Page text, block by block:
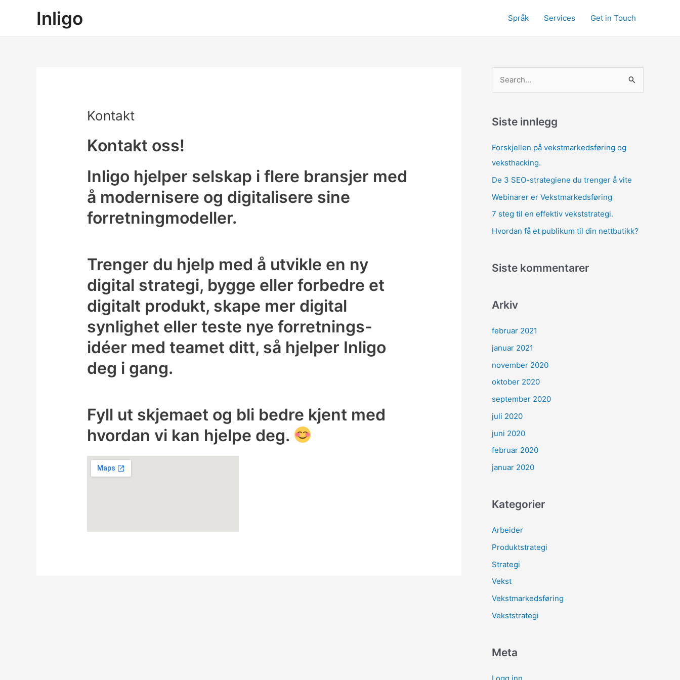
Inligo Språk Services Get in Touch
Kontakt
Kontakt oss!
Inligo hjelper selskap i flere bransjer med
å modernisere og digitalisere sine
forretningmodeller.
Trenger du hjelp med å utvikle en ny
digital strategi, bygge eller forbedre et
digitalt produkt, skape mer digital
synlighet eller teste nye forretnings-
idéer med teamet ditt, så hjelper Inligo
deg i gang.
Fyll ut skjemaet og bli bedre kjent med
hvordan vi kan hjelpe deg.
e
t
e
r
:
Siste innlegg
Forskjellen på vekstmarkedsføring og
veksthacking.
De 3 SEO-strategiene du trenger å vite
Webinarer er Vekstmarkedsføring
7 steg til en effektiv vekststrategi.
Hvordan få et publikum til din nettbutikk?
Siste kommentarer
Arkiv
februar 2021
januar 2021
november 2020
oktober 2020
september 2020
juli 2020
juni 2020
februar 2020
januar 2020
Kategorier
Arbeider
Produktstrategi
Strategi
Vekst
Vekstmarkedsføring
Vekststrategi
Meta